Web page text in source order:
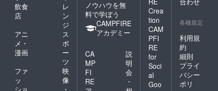
飲食
店
レ
ン
ジ
アニ
メ・
漫画
ス
ポ
ー
ツ
ファ
ッ
ショ
映
像
・
ノウハウを無
料で学ぼう
CAMPFIRE
アカデミー
CA
MP
FI
RE
説
明
会
・
Crea
tion
CAM
PFI
RE
for
Soci
al
Goo
各種規定
利用規
約
細則
プライ
バシー
ポリ